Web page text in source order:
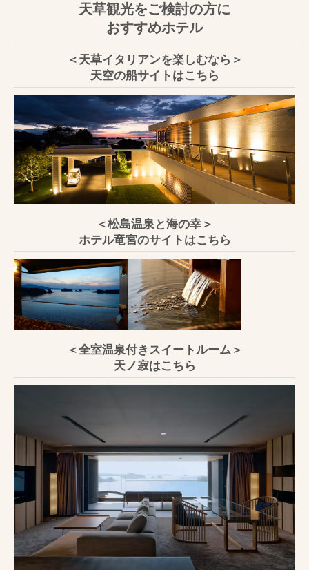
天草観光をご検討の方に
おすすめホテル
＜天草イタリアンを楽しむなら＞
天空の船サイトはこちら
＜松島温泉と海の幸＞
ホテル竜宮のサイトはこちら
＜全室温泉付きスイートルーム＞
天ノ寂はこちら